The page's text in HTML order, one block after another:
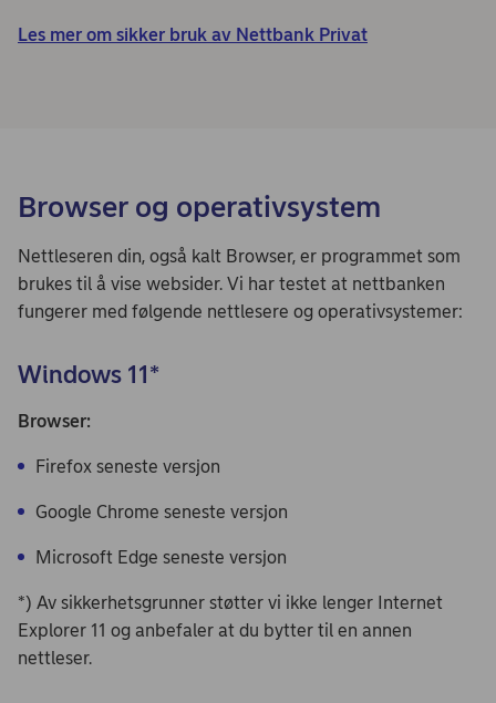
Les mer om sikker bruk av Nettbank Privat
Browser og operativsystem
Nettleseren din, også kalt Browser, er programmet som
brukes til å vise websider. Vi har testet at nettbanken
fungerer med følgende nettlesere og operativsystemer:
Windows 11*
Browser:
Firefox seneste versjon
Google Chrome seneste versjon
Microsoft Edge seneste versjon
*) Av sikkerhetsgrunner støtter vi ikke lenger Internet
Explorer 11 og anbefaler at du bytter til en annen
nettleser.